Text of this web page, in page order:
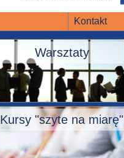
Kontakt
Warsztaty
Kursy "szyte na miarę"